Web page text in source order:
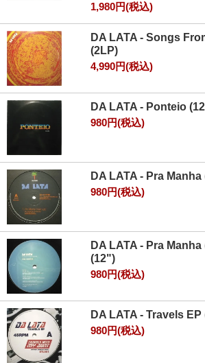
1,980円(税込)
DA LATA - Songs
(2LP)
4,990円(税込)
DA LATA - Ponteio
980円(税込)
DA LATA - Pra Manha
980円(税込)
DA LATA - Pra
(12")
980円(税込)
DA LATA - Travels EP
980円(税込)